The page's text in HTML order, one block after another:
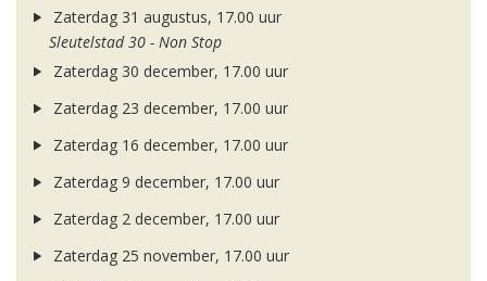
Zaterdag 31 augustus, 17.00 uur
Sleutelstad 30 - Non Stop
Zaterdag 30 december, 17.00 uur
Zaterdag 23 december, 17.00 uur
Zaterdag 16 december, 17.00 uur
Zaterdag 9 december, 17.00 uur
Zaterdag 2 december, 17.00 uur
Zaterdag 25 november, 17.00 uur